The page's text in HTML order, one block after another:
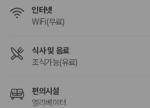
다.
슈퍼자차:더 높은 보장 조건을 원하
2000만 고객이 선택한 렌
카모아는 제주렌트카부터 국내·해외 렌
누적 이용 고객수
인터넷
WiFi(무료)
식사 및 음료
조식가능(유료)
편의시설
엘리베이터